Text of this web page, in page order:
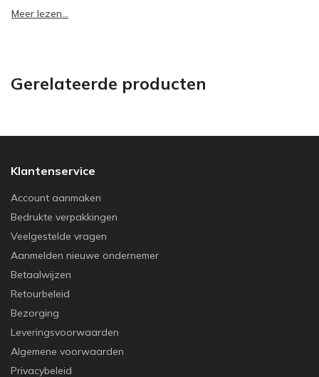
Meer lezen...
Gerelateerde producten
Klantenservice
Account aanmaken
Bedrukte verpakkingen
Veelgestelde vragen
Aanmelden nieuwe ondernemer
Betaalwijzen
Retourbeleid
Bezorging
Leveringsvoorwaarden
Algemene voorwaarden
Privacybeleid